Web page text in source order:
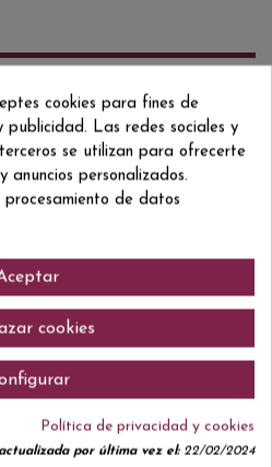
70 CL
40,5% VOL.
clientes en este momento.
cookies para fines de
publicidad. Las redes sociales y
se utilizan para ofrecerte
anuncios personalizados.
de datos
cookies
Política de privacidad y cookies
por última vez el:22/02/2024